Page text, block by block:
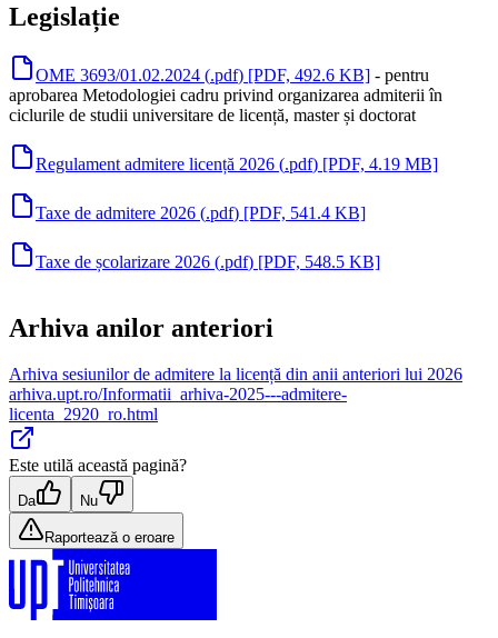
Legislație
OME 3693/01.02.2024 (.pdf) [PDF, 492.6 KB] - pentru
aprobarea Metodologiei cadru privind organizarea admiterii în
ciclurile de studii universitare de licență, master și doctorat
Regulament admitere licență 2026 (.pdf) [PDF, 4.19 MB]
Taxe de admitere 2026 (.pdf) [PDF, 541.4 KB]
Taxe de școlarizare 2026 (.pdf) [PDF, 548.5 KB]
Arhiva anilor anteriori
Arhiva sesiunilor de admitere la licență din anii anteriori lui 2026
arhiva.upt.ro/Informatii_arhiva-2025---admitere-
licenta_2920_ro.html
Este utilă această pagină?
Da Nu
Raportează o eroare